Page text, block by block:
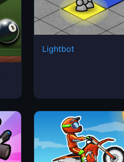
Lightbot